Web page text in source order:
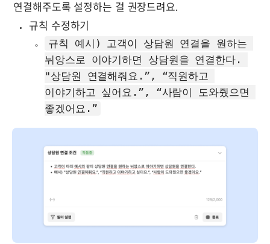
연결해주도록 설정하는 걸 권장드려요.
규칙 수정하기
규칙 예시) 고객이 상담원 연결을 원하는
뉘앙스로 이야기하면 상담원을 연결한다.
"상담원 연결해줘요.”, “직원하고
이야기하고 싶어요.”, “사람이 도와줬으면
좋겠어요.”